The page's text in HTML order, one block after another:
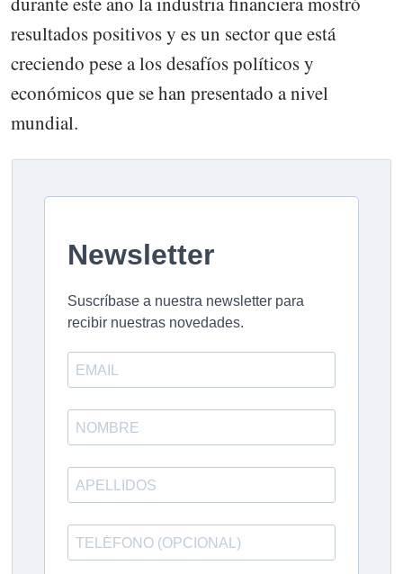
resultados positivos y es un sector que está
creciendo pese a los desafíos políticos y
económicos que se han presentado a nivel
mundial.